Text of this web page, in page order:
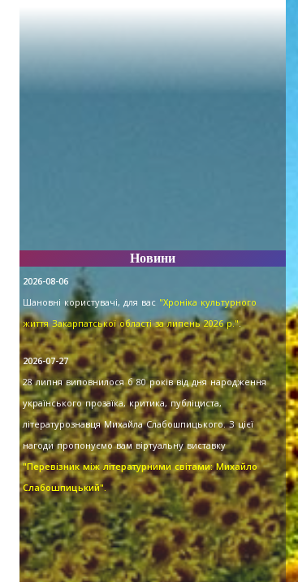
Новини
2026-08-06
Шановні користувачі, для вас "Хроніка культурного
життя Закарпатської області за липень 2026 р.".
2026-07-27
28 липня виповнилося б 80 років від дня народження
українського прозаїка, критика, публіциста,
літературознавця Михайла Слабошпицького. З цієї
нагоди пропонуємо вам віртуальну виставку
"Перевізник між літературними світами: Михайло
Слабошпицький".